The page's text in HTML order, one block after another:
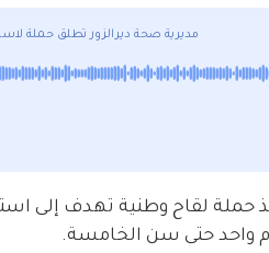
مديرية صحة ديرالزور تطلق حملة
حملة لقاح وطنية تهدف إلى
واحد حتى سن الخامسة.